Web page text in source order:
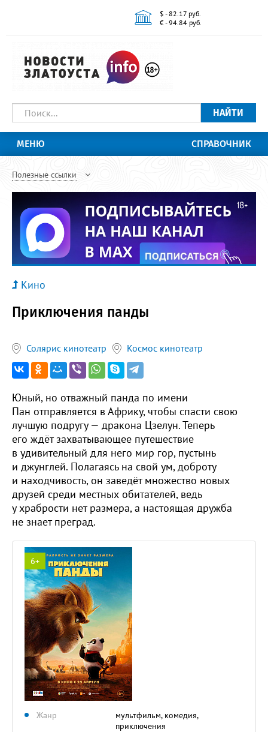
$ - 82.17 руб.
€ - 94.84 руб.
НАЙТИ
МЕНЮ СПРАВОЧНИК
Полезные ссылки
Кино
Приключения панды
Солярис кинотеатр Космос кинотеатр
Юный, но отважный панда по имени
Пан отправляется в Африку, чтобы спасти свою
лучшую подругу — дракона Цзелун. Теперь
его ждёт захватывающее путешествие
в удивительный для него мир гор, пустынь
и джунглей. Полагаясь на свой ум, доброту
и находчивость, он заведёт множество новых
друзей среди местных обитателей, ведь
у храбрости нет размера, а настоящая дружба
не знает преград.
6+
Жанр
мультфильм, комедия,
приключения